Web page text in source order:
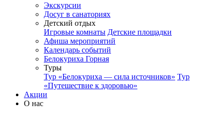
Экскурсии
Досуг в санаториях
Детский отдых
Игровые комнаты Детские площадки
Афиша мероприятий
Календарь событий
Белокуриха Горная
Туры
Тур «Белокуриха — сила источников» Тур
«Путешествие к здоровью»
Акции
О нас